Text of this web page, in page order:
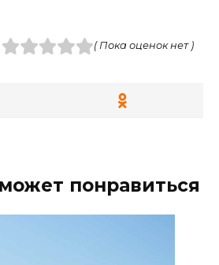
( Пока оценок нет )
понравиться